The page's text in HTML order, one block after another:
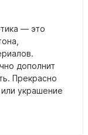
— это
дополнит
Прекрасно
украшение